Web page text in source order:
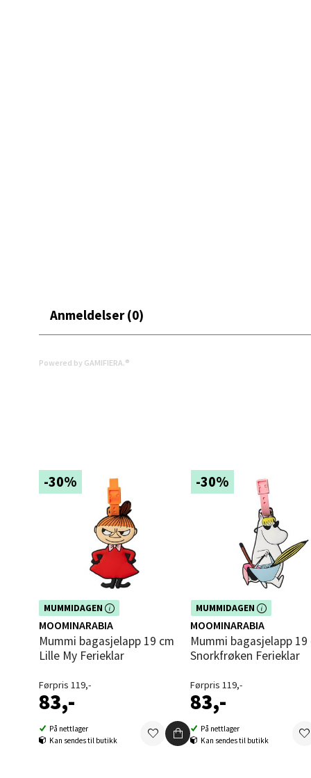
Anmeldelser (0)
Powered by GAMIFIERA.®
-30%
MUMMIDAGEN
Dette produktet er inkludert i vår
kampanje. Benytt deg av rabatten i
dag!
MOOMINARABIA
Mummi bagasjelapp 19 cm
Lille My Ferieklar
Førpris 119,-
83,-
På nettlager
Kan sendes til butikk
-30%
MUMMIDAGEN
Dette produktet er inkludert i vår
kampanje. Benytt deg av
dag!
MOOMINARABIA
Mummi bagasjelapp 19 cm
Snorkfrøken Ferieklar
Førpris 119,-
83,-
På nettlager
Kan sendes til butikk
Folke
Åpent
0 i